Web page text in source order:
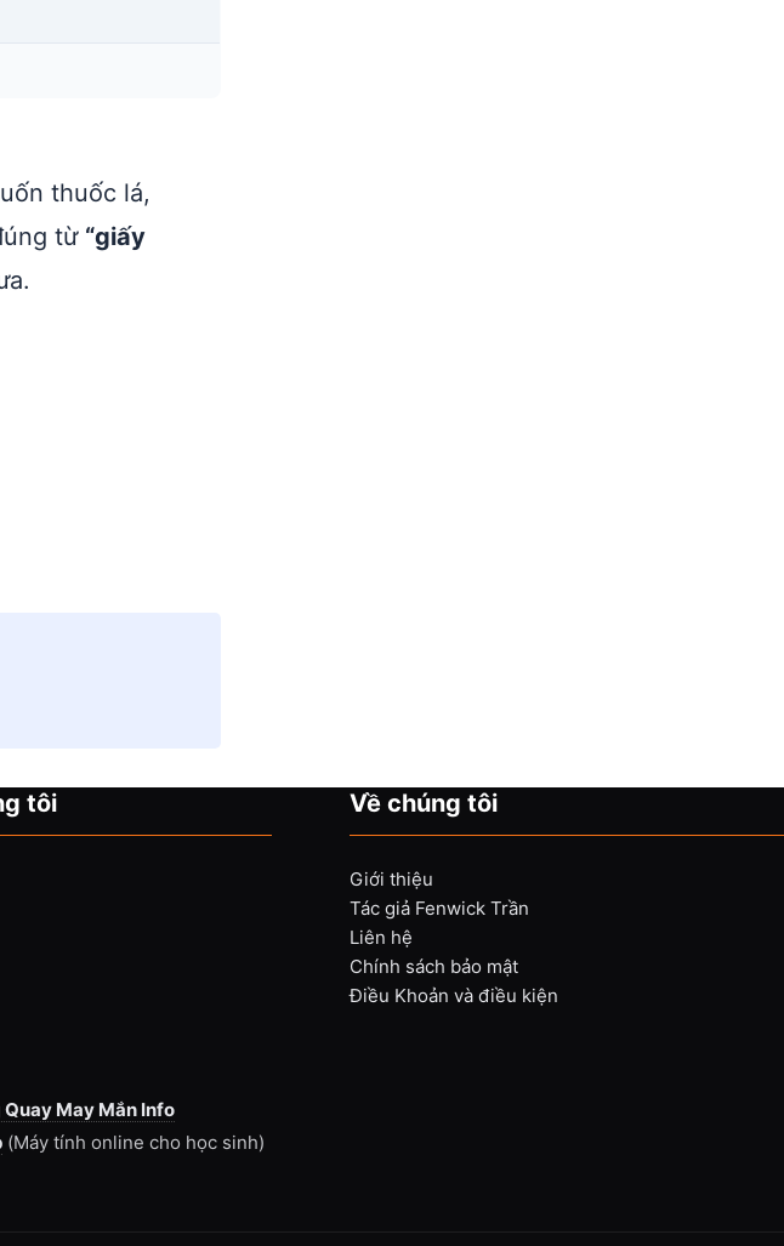
thuốc lá,
từ “giấy
tôi
Quay May Mắn Info
(Máy tính online cho học sinh)
Về chúng tôi
Giới thiệu
Tác giả Fenwick Trần
Liên hệ
Chính sách bảo mật
Điều Khoản và điều kiện